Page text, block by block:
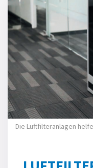
Die Luftfilteranlagen